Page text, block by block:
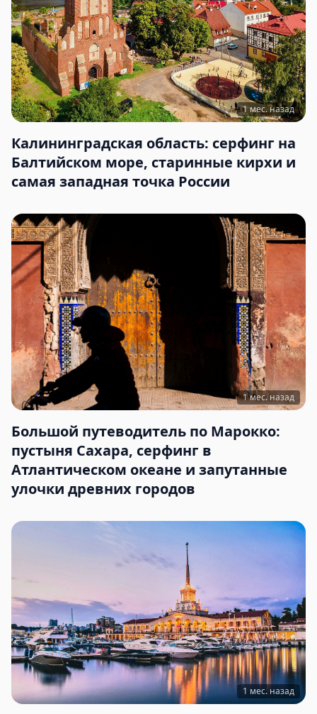
1 мес. назад
Калининградская область: серфинг на
Балтийском море, старинные кирхи и
самая западная точка России
1 мес. назад
Большой путеводитель по Марокко:
пустыня Сахара, серфинг в
Атлантическом океане и запутанные
улочки древних городов
1 мес. назад